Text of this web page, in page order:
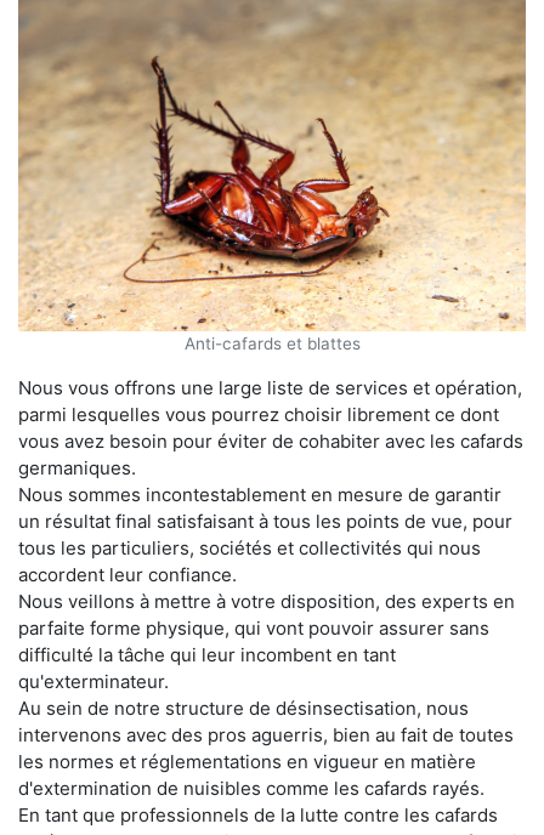
Anti-cafards et blattes
Nous vous offrons une large liste de services et opération,
parmi lesquelles vous pourrez choisir librement ce dont
vous avez besoin pour éviter de cohabiter avec les cafards
germaniques.
Nous sommes incontestablement en mesure de garantir
un résultat final satisfaisant à tous les points de vue, pour
tous les particuliers, sociétés et collectivités qui nous
accordent leur confiance.
Nous veillons à mettre à votre disposition, des experts en
parfaite forme physique, qui vont pouvoir assurer sans
difficulté la tâche qui leur incombent en tant
qu'exterminateur.
Au sein de notre structure de désinsectisation, nous
intervenons avec des pros aguerris, bien au fait de toutes
les normes et réglementations en vigueur en matière
d'extermination de nuisibles comme les cafards rayés.
En tant que professionnels de la lutte contre les cafards